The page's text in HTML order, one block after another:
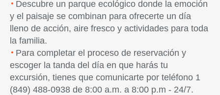
Descubre un parque ecológico donde la emoción
y el paisaje se combinan para ofrecerte un día
lleno de acción, aire fresco y actividades para toda
la familia.
Para completar el proceso de reservación y
escoger la tanda del día en que harás tu
excursión, tienes que comunicarte por teléfono 1
(849) 488-0938 de 8:00 a.m. a 8:00 p.m - 24/7.